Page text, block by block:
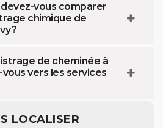
vous comparer
chimique de
?
de cheminée à
vers les services
LOCALISER